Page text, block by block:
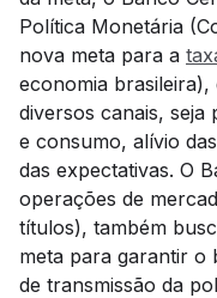
Política Monetária
nova meta para a
economia
diversos canais, seja
e consumo, alívio
das expectativas. O
operações de
títulos), também
meta para garantir o
de transmissão da